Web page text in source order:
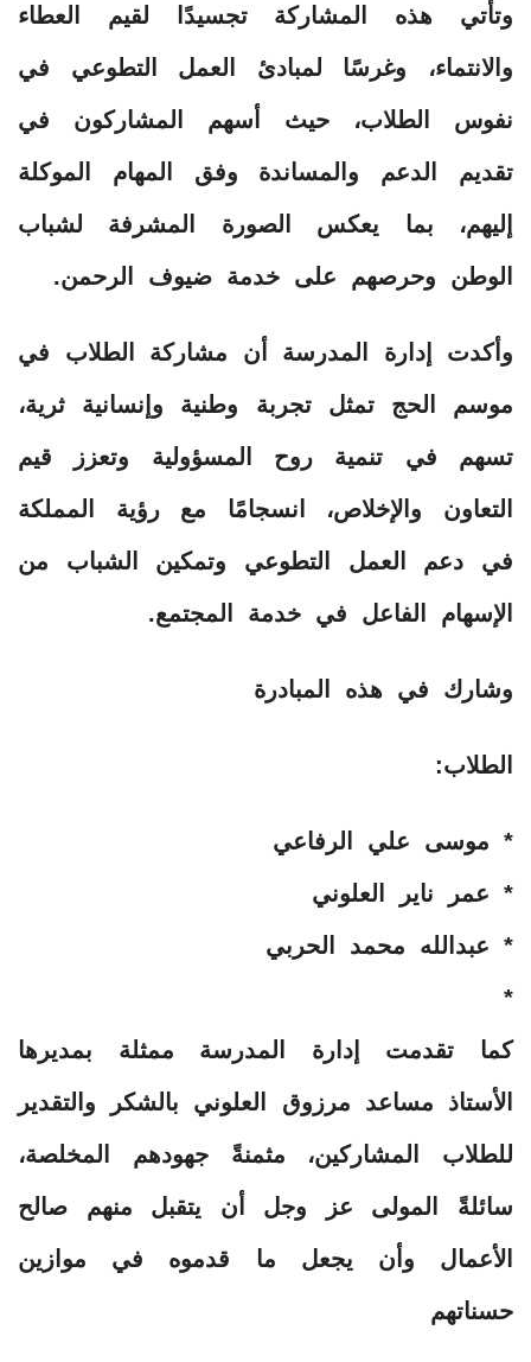
وتأتي هذه المشاركة تجسيدًا لقيم العطاء
والانتماء، وغرسًا لمبادئ العمل التطوعي في
نفوس الطلاب، حيث أسهم المشاركون في
تقديم الدعم والمساندة وفق المهام الموكلة
إليهم، بما يعكس الصورة المشرفة لشباب
الوطن وحرصهم على خدمة ضيوف الرحمن.
وأكدت إدارة المدرسة أن مشاركة الطلاب في
موسم الحج تمثل تجربة وطنية وإنسانية ثرية،
تسهم في تنمية روح المسؤولية وتعزز قيم
التعاون والإخلاص، انسجامًا مع رؤية المملكة
في دعم العمل التطوعي وتمكين الشباب من
الإسهام الفاعل في خدمة المجتمع.
وشارك في هذه المبادرة
الطلاب:
* موسى علي الرفاعي
* عمر ناير العلوني
* عبدالله محمد الحربي
* ⁠
كما تقدمت إدارة المدرسة ممثلة بمديرها
الأستاذ مساعد مرزوق العلوني بالشكر والتقدير
للطلاب المشاركين، مثمنةً جهودهم المخلصة،
سائلةً المولى عز وجل أن يتقبل منهم صالح
الأعمال وأن يجعل ما قدموه في موازين
حسناتهم